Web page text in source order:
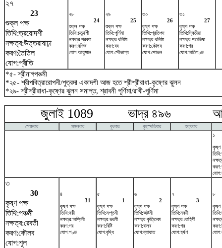
২৭
23
শুক্ল পক্ষ
তিথি:ত্রয়োদশী
নক্ষত্র:উত্তরাষাঢ়া
করণ:তৈতিল
যোগ:প্রীতি
২৮
24
শুক্ল পক্ষ
তিথি:চতুর্দশী
নক্ষত্র:শ্রবণা
করণ:বণিজ
যোগ:আয়ুষ্মান
২৯
25
শুক্ল পক্ষ
তিথি:পূর্ণিমা
নক্ষত্র:ধনিষ্ঠা
করণ:বব
যোগ:সৌভাগ্য
৩০
26
কৃষ্ণ পক্ষ
তিথি:প্রতিপদ
নক্ষত্র:ধনিষ্ঠা
করণ:কৌলব
যোগ:শোভন
৩১
27
কৃষ্ণ পক্ষ
তিথি:দ্বিতীয়া
নক্ষত্র:শতভিষ‌া
করণ:গর
যোগ:অতিগণ্ড
*৫- শ্রীনাগপঞ্চমী
*২৫- শ্রীপবিত্রারোপনী/পুত্রদা একাদশী আজ হতে শ্রীশ্রীরাধা-কৃষ্ণের ঝুলন
*২৯- শ্রীশ্রীরাধা-কৃষ্ণের ঝুলন সমাপ্ত, শ্রাবনী পূর্ণিমা/রাখী-পূর্ণিমা
জুলাই 1089 ভাদ্র ৪৯৬
সোমবার মঙ্গলবার বুধবার বৃহস্পতিবার
শুক্রবার
১
কৃষ্ণ
৩
30
কৃষ্ণ পক্ষ
তিথি:পঞ্চমী
নক্ষত্র:রেবতী
করণ:কৌলব
যোগ:শূল
৪
31
কৃষ্ণ পক্ষ
তিথি:ষষ্ঠী
নক্ষত্র:অশ্বিনী
করণ:গর
যোগ:গণ্ড
৫
1
কৃষ্ণ পক্ষ
তিথি:সপ্তমী
নক্ষত্র:ভরণী
করণ:বিষ্টি
যোগ:বৃদ্ধি
৬
2
কৃষ্ণ পক্ষ
তিথি:অষ্টমী
নক্ষত্র:কৃত্তিকা
করণ:বালব
যোগ:ব্যাঘাত
৭
3
কৃষ্ণ পক্ষ
তিথি:নবমী
নক্ষত্র:রোহিণী
করণ:গর
যোগ:হর্ষণ
৮
কৃষ্ণ